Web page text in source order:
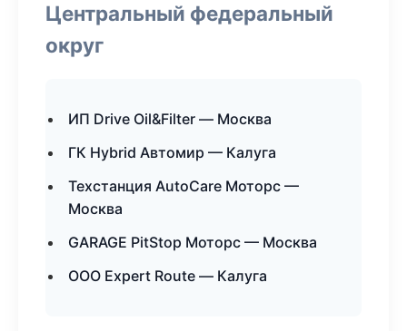
Центральный федеральный
округ
ИП Drive Oil&Filter — Москва
ГК Hybrid Автомир — Калуга
Техстанция AutoCare Моторс —
Москва
GARAGE PitStop Моторс — Москва
ООО Expert Route — Калуга